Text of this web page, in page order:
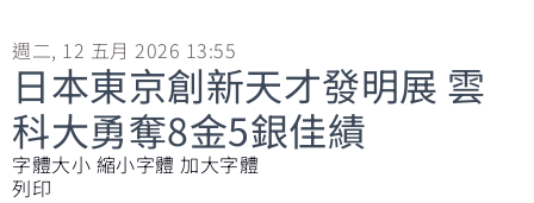
週二, 12 五月 2026 13:55
日本東京創新天才發明展 雲
科大勇奪8金5銀佳績
字體大小 縮小字體 加大字體
列印